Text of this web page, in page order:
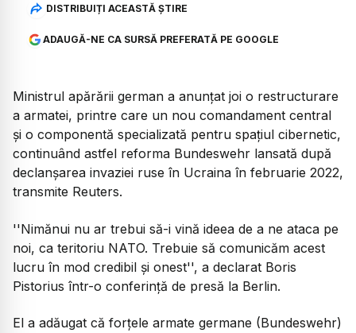
DISTRIBUIȚI ACEASTĂ ȘTIRE
ADAUGĂ-NE CA SURSĂ PREFERATĂ PE GOOGLE
Ministrul apărării german a anunţat joi o restructurare
a armatei, printre care un nou comandament central
şi o componentă specializată pentru spaţiul cibernetic,
continuând astfel reforma Bundeswehr lansată după
declanşarea invaziei ruse în Ucraina în februarie 2022,
transmite Reuters.
''Nimănui nu ar trebui să-i vină ideea de a ne ataca pe
noi, ca teritoriu NATO. Trebuie să comunicăm acest
lucru în mod credibil şi onest'', a declarat Boris
Pistorius într-o conferinţă de presă la Berlin.
El a adăugat că forţele armate germane (Bundeswehr)